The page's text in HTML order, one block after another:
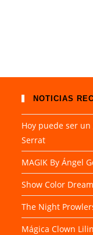
NOTICIAS
Hoy puede ser
Serrat
MAGIK By Ángel
Show Color
The Night
Mágica Clown